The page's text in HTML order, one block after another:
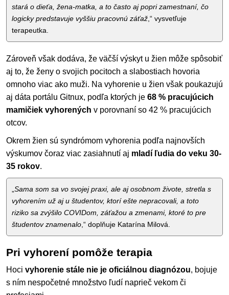
stará o dieťa, žena-matka, a to často aj popri zamestnaní, čo
logicky predstavuje vyššiu pracovnú záťaž,“ vysvetľuje
terapeutka.
Zároveň však dodáva, že väčší výskyt u žien môže spôsobiť
aj to, že ženy o svojich pocitoch a slabostiach hovoria
omnoho viac ako muži. Na vyhorenie u žien však poukazujú
aj dáta portálu Gitnux, podľa ktorých je 68 % pracujúcich
mamičiek vyhorených v porovnaní so 42 % pracujúcich
otcov.
Okrem žien sú syndrómom vyhorenia podľa najnovších
výskumov čoraz viac zasiahnutí aj mladí ľudia do veku 30-
35 rokov.
„Sama som sa vo svojej praxi, ale aj osobnom živote, stretla s
vyhorením už aj u študentov, ktorí ešte nepracovali, a toto
riziko sa zvýšilo COVIDom, záťažou a zmenami, ktoré to pre
študentov znamenalo,“ doplňuje Katarína Milová.
Pri vyhorení pomôže terapia
Hoci vyhorenie stále nie je oficiálnou diagnózou, bojuje
s ním nespočetné množstvo ľudí naprieč vekom či